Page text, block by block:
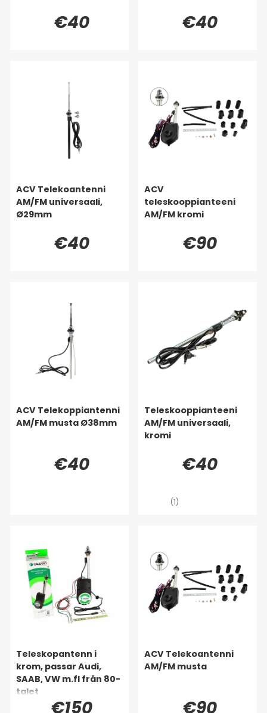
€40 €40
ACV Telekoantenni
AM/FM universaali,
Ø29mm
€40
ACV
teleskooppianteeni
AM/FM kromi
€90
ACV Telekoppiantenni
AM/FM musta Ø38mm
€40
Teleskooppianteeni
AM/FM universaali,
kromi
€40
(1)
Teleskopantenn i
krom, passar Audi,
SAAB, VW m.fl från 80-
talet
€150
ACV Telekoantenni
AM/FM musta
€90